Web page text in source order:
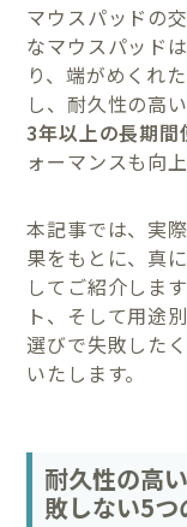
マウスパッドの
なマウスパッド
り、端がめくれ
し、耐久性の高
3年以上の長期間
ォーマンスも向上
本記事では、実
果をもとに、真
してご紹介しま
ト、そして用途
選びで失敗した
いたします。
耐久性の高
敗しない5つ